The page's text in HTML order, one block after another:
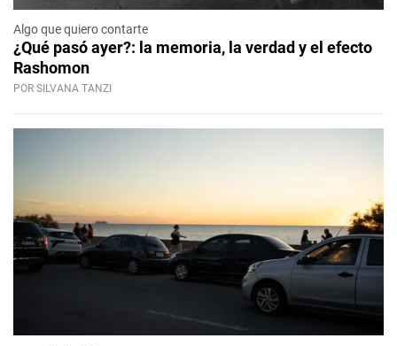
Algo que quiero contarte
¿Qué pasó ayer?: la memoria, la verdad y el efecto
Rashomon
POR SILVANA TANZI